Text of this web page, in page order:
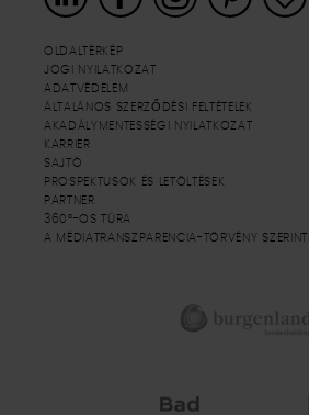
OLDALTÉRKÉP
JOGI NYILATKOZAT
ADATVÉDELEM
ÁLTALÁNOS SZERZŐDÉSI FELTÉTELEK
AKADÁLYMENTESSÉGI NYILATKOZAT
KARRIER
SAJTÓ
PROSPEKTUSOK ÉS LETÖLTÉSEK
PARTNER
360°-OS TÚRA
A MÉDIATRANSZPARENCIA-TÖRVÉNY